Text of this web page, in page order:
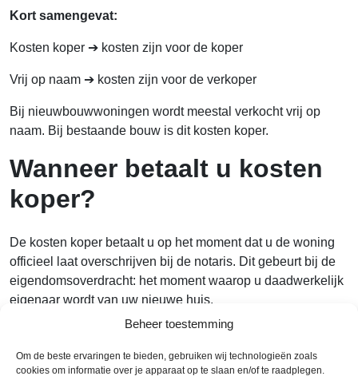
Beheer toestemming
Om de beste ervaringen te bieden, gebruiken wij technologieën zoals
cookies om informatie over je apparaat op te slaan en/of te raadplegen.
Kort samengevat:
Kosten koper ➔ kosten zijn voor de koper
Vrij op naam ➔ kosten zijn voor de verkoper
Bij nieuwbouwwoningen wordt meestal verkocht vrij op
naam. Bij bestaande bouw is dit kosten koper.
Wanneer betaalt u kosten
koper?
De kosten koper betaalt u op het moment dat u de woning
officieel laat overschrijven bij de notaris. Dit gebeurt bij de
eigendomsoverdracht: het moment waarop u daadwerkelijk
eigenaar wordt van uw nieuwe huis.
Vaak zorgt de notaris ervoor dat alle kosten in één keer
geregeld worden. De notaris stuurt u een factuur waarop
niet alleen de kosten koper staan, maar bijvoorbeeld ook de